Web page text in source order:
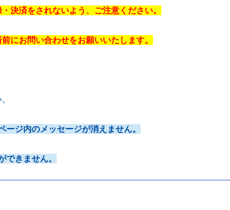
決済をされないよう、ご注意ください。
にお問い合わせをお願いいたします。
ジ内のメッセージが消えません。
きません。